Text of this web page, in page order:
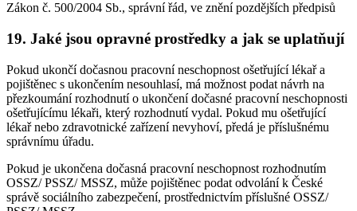
Zákon č. 500/2004 Sb., správní řád, ve znění pozdějších předpisů
19. Jaké jsou opravné prostředky a jak se uplatňují
Pokud ukončí dočasnou pracovní neschopnost ošetřující lékař a
pojištěnec s ukončením nesouhlasí, má možnost podat návrh na
přezkoumání rozhodnutí o ukončení dočasné pracovní neschopnosti
ošetřujícímu lékaři, který rozhodnutí vydal. Pokud mu ošetřující
lékař nebo zdravotnické zařízení nevyhoví, předá je příslušnému
správnímu úřadu.
Pokud je ukončena dočasná pracovní neschopnost rozhodnutím
OSSZ/ PSSZ/ MSSZ, může pojištěnec podat odvolání k České
správě sociálního zabezpečení, prostřednictvím příslušné OSSZ/